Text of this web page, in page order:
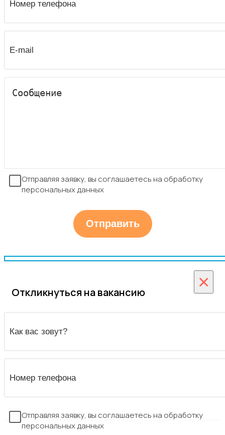
Отправляя заявку, вы соглашаетесь на обработку
персональных данных
×
Откликнуться на вакансию
Отправляя заявку, вы соглашаетесь на обработку
персональных данных